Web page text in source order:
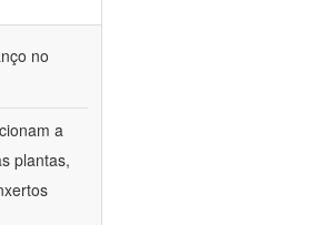
no
a
plantas,